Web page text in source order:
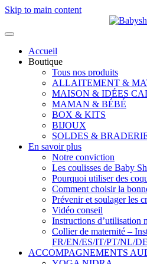
Skip to main content
Accueil
Boutique
Tous nos produits
ALLAITEMENT &
MAISON & IDÉES
MAMAN & BÉBÉ
BOX & KITS
BIJOUX
SOLDES &
En savoir plus
Notre conviction
Les coulisses de Baby
Pourquoi utiliser des
Comment choisir la
Prévenir et soulager les
Vidéo conseil
Instructions d’utilisation
Collier de maternité –
FR/EN/ES/IT/PT/NL/DE
ACCOMPAGNEMENTS